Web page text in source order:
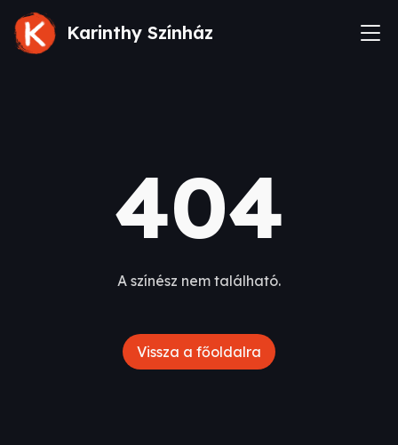
Karinthy Színház
404
A színész nem található.
Vissza a főoldalra